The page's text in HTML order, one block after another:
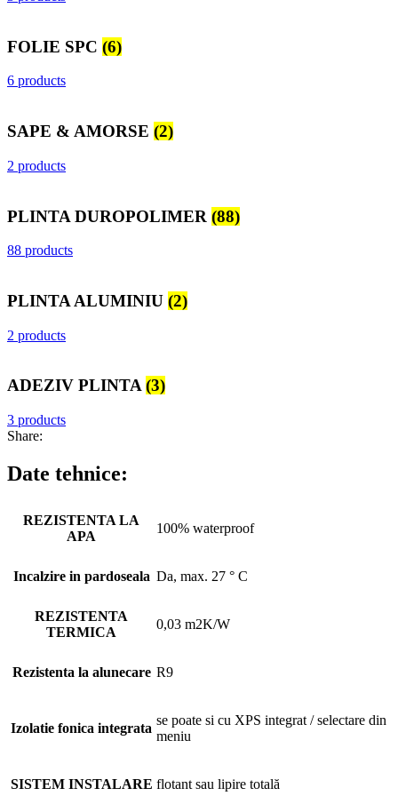
FOLIE SPC (6)
6 products
SAPE & AMORSE (2)
2 products
PLINTA DUROPOLIMER (88)
88 products
PLINTA ALUMINIU (2)
2 products
ADEZIV PLINTA(3)
3 products
Share:
Date tehnice:
REZISTENTA LA
APA
100% waterproof
Incalzire in pardoseala Da, max. 27 ° C
REZISTENTA
TERMICA
0,03 m2K/W
Rezistenta la alunecare R9
Izolatie fonica integrata
se poate si cu XPS integrat / selectare din
meniu
SISTEM INSTALARE flotant sau lipire totală